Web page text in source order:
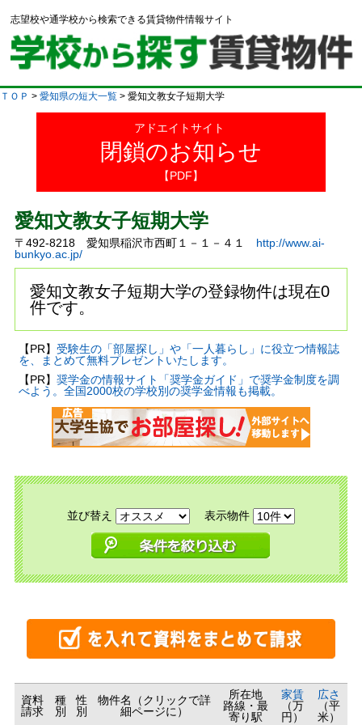
志望校や通学校から検索できる賃貸物件情報サイト
ＴＯＰ > 愛知県の短大一覧 > 愛知文教女子短期大学
アドエイトサイト
閉鎖のお知らせ
【PDF】
愛知文教女子短期大学
〒492-8218 愛知県稲沢市西町１－１－４１ http://www.ai-
bunkyo.ac.jp/
愛知文教女子短期大学の登録物件は現在0
件です。
【PR】 受験生の「部屋探し」や「一人暮らし」に役立つ情報誌
を、まとめて無料プレゼントいたします。
【PR】 奨学金の情報サイト「奨学金ガイド」で奨学金制度を調
べよう。全国2000校の学校別の奨学金情報も掲載。
並び替え 表示物件
資料
請求
種
別
性
別
物件名（クリックで詳
細ページに）
所在地
路線・最
寄り駅
家賃
（万
円）
広さ
（平
米）